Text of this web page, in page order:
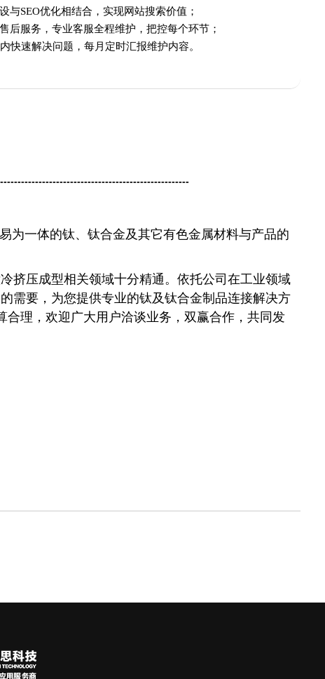
与SEO优化相结合，实现网站搜索价值；
后服务，专业客服全程维护，把控每个环节；
快速解决问题，每月定时汇报维护内容。
为一体的钛、钛合金及其它有色金属材料与产品的
挤压成型相关领域十分精通。依托公司在工业领域
需要，为您提供专业的钛及钛合金制品连接解决方
理，欢迎广大用户洽谈业务，双赢合作，共同发